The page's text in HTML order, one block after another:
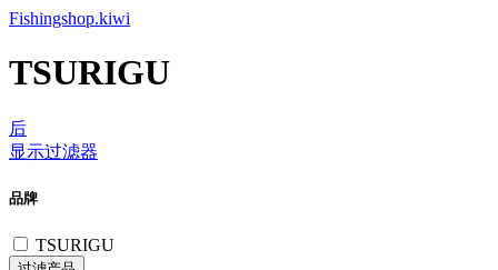
Fishingshop.kiwi
TSURIGU
后
显示过滤器
品牌
TSURIGU